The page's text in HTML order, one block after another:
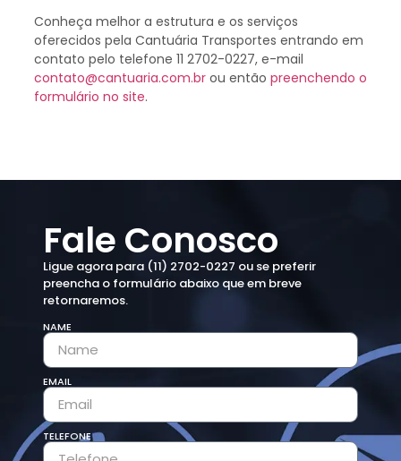
Conheça melhor a estrutura e os serviços
oferecidos pela Cantuária Transportes entrando em
contato pelo telefone 11 2702-0227, e-mail
contato@cantuaria.com.br ou então preenchendo o
formulário no site.
Fale Conosco
Ligue agora para (11) 2702-0227 ou se preferir
preencha o formulário abaixo que em breve
retornaremos.
NAME
EMAIL
TELEFONE